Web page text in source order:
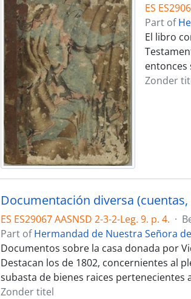
ES
Part of
El libro
entonces
Zonder
ES ES29067 AASNSD 2-3-2-Leg. 9. p. 4. ·
Part ofHermandad de Nuestra Señora
Documentos sobre la casa donada por
Destacan los de 1802, concernientes al
subasta de bienes raices pertenecientes
Zonder titel